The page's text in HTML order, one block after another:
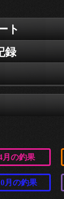
ト
録
月の釣果
月の釣果